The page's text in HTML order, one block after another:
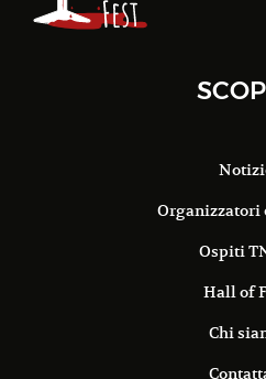
Organizzatori
Ospiti
Hall of
Chi